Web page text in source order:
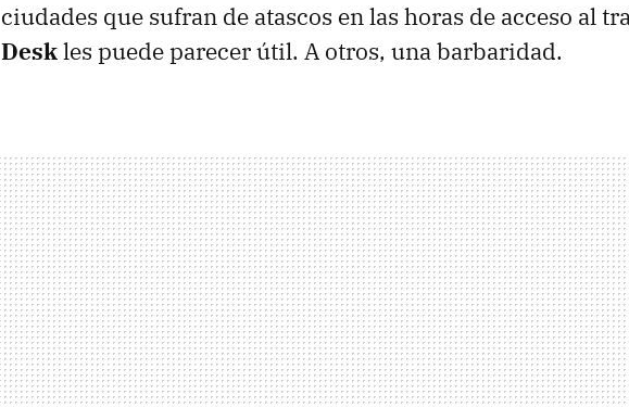
ciudades que sufran de atascos en las horas de acceso al
Deskles puede parecer útil. A otros, una barbaridad.